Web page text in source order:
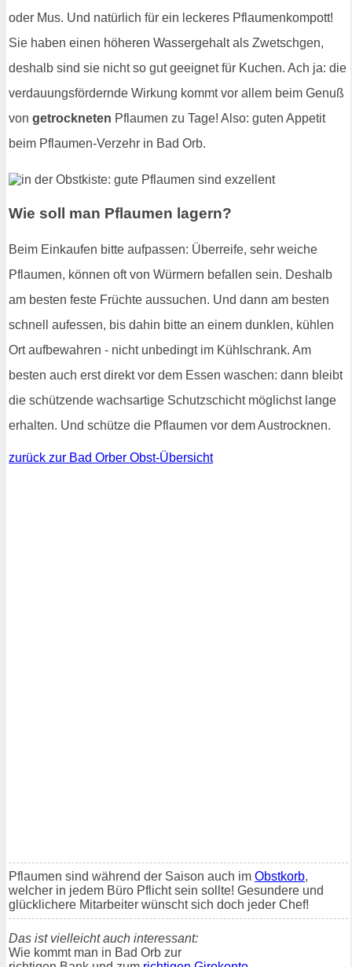
oder Mus. Und natürlich für ein leckeres Pflaumenkompott!
Sie haben einen höheren Wassergehalt als Zwetschgen,
deshalb sind sie nicht so gut geeignet für Kuchen. Ach ja: die
verdauungsfördernde Wirkung kommt vor allem beim Genuß
von getrockneten Pflaumen zu Tage! Also: guten Appetit
beim Pflaumen-Verzehr in Bad Orb.
Wie soll man Pflaumen lagern?
Beim Einkaufen bitte aufpassen: Überreife, sehr weiche
Pflaumen, können oft von Würmern befallen sein. Deshalb
am besten feste Früchte aussuchen. Und dann am besten
schnell aufessen, bis dahin bitte an einem dunklen, kühlen
Ort aufbewahren - nicht unbedingt im Kühlschrank. Am
besten auch erst direkt vor dem Essen waschen: dann bleibt
die schützende wachsartige Schutzschicht möglichst lange
erhalten. Und schütze die Pflaumen vor dem Austrocknen.
zurück zur Bad Orber Obst-Übersicht
Pflaumen sind während der Saison auch im Obstkorb,
welcher in jedem Büro Pflicht sein sollte! Gesundere und
glücklichere Mitarbeiter wünscht sich doch jeder Chef!
Das ist vielleicht auch interessant:
Wie kommt man in Bad Orb zur